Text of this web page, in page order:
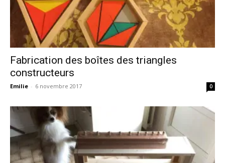
Fabrication des boîtes des triangles
constructeurs
Emilie - 6 novembre 2017 0